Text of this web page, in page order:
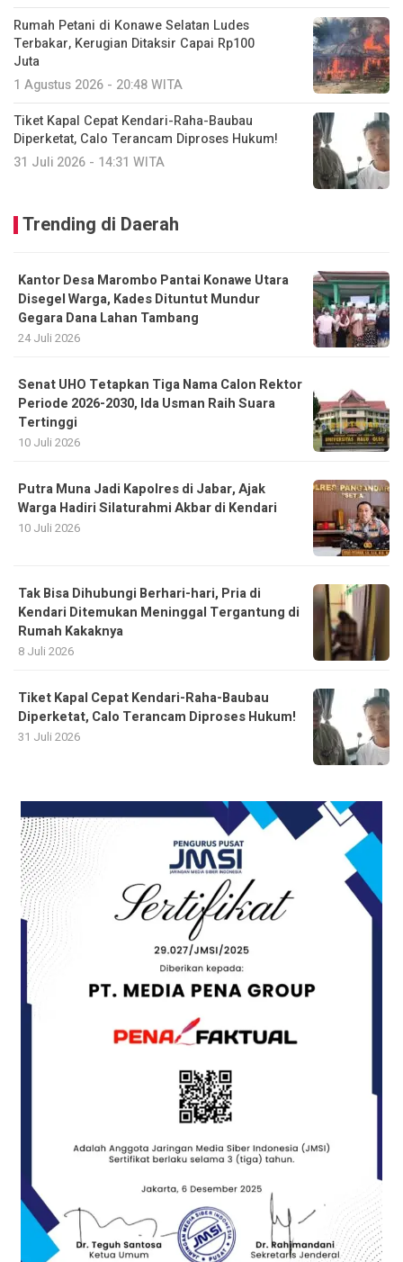
Rumah Petani di Konawe Selatan Ludes
Terbakar, Kerugian Ditaksir Capai Rp100
Juta
1 Agustus 2026 - 20:48 WITA
Tiket Kapal Cepat Kendari-Raha-Baubau
Diperketat, Calo Terancam Diproses Hukum!
31 Juli 2026 - 14:31 WITA
Trending di Daerah
Kantor Desa Marombo Pantai Konawe Utara
Disegel Warga, Kades Dituntut Mundur
Gegara Dana Lahan Tambang
24 Juli 2026
Senat UHO Tetapkan Tiga Nama Calon Rektor
Periode 2026-2030, Ida Usman Raih Suara
Tertinggi
10 Juli 2026
Putra Muna Jadi Kapolres di Jabar, Ajak
Warga Hadiri Silaturahmi Akbar di Kendari
10 Juli 2026
Tak Bisa Dihubungi Berhari-hari, Pria di
Kendari Ditemukan Meninggal Tergantung di
Rumah Kakaknya
8 Juli 2026
Tiket Kapal Cepat Kendari-Raha-Baubau
Diperketat, Calo Terancam Diproses Hukum!
31 Juli 2026